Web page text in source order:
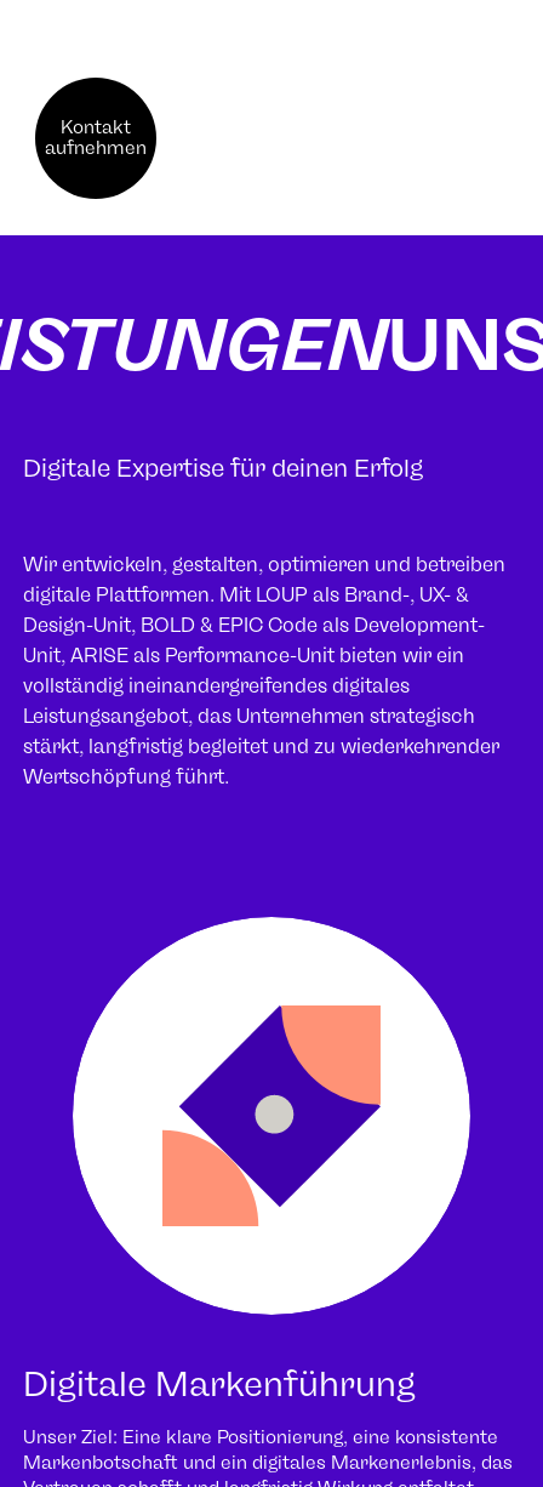
Kontakt
aufnehmen
Digitale Expertise für deinen Erfolg
Wir entwickeln, gestalten, optimieren und betreiben
digitale Plattformen. Mit LOUP als Brand-, UX- &
Design-Unit, BOLD & EPIC Code als Development-
Unit, ARISE als Performance-Unit bieten wir ein
vollständig ineinandergreifendes digitales
Leistungsangebot, das Unternehmen strategisch
stärkt, langfristig begleitet und zu wiederkehrender
Wertschöpfung führt.
Digitale Markenführung
Unser Ziel: Eine klare Positionierung, eine konsistente
Markenbotschaft und ein digitales Markenerlebnis, das